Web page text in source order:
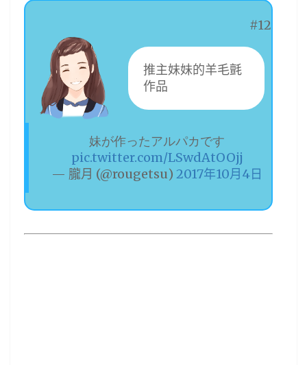
#12
推主妹妹的羊毛氈
作品
妹が作ったアルパカです
pic.twitter.com/LSwdAtOOjj
— 朧月 (@rougetsu) 2017年10月4日